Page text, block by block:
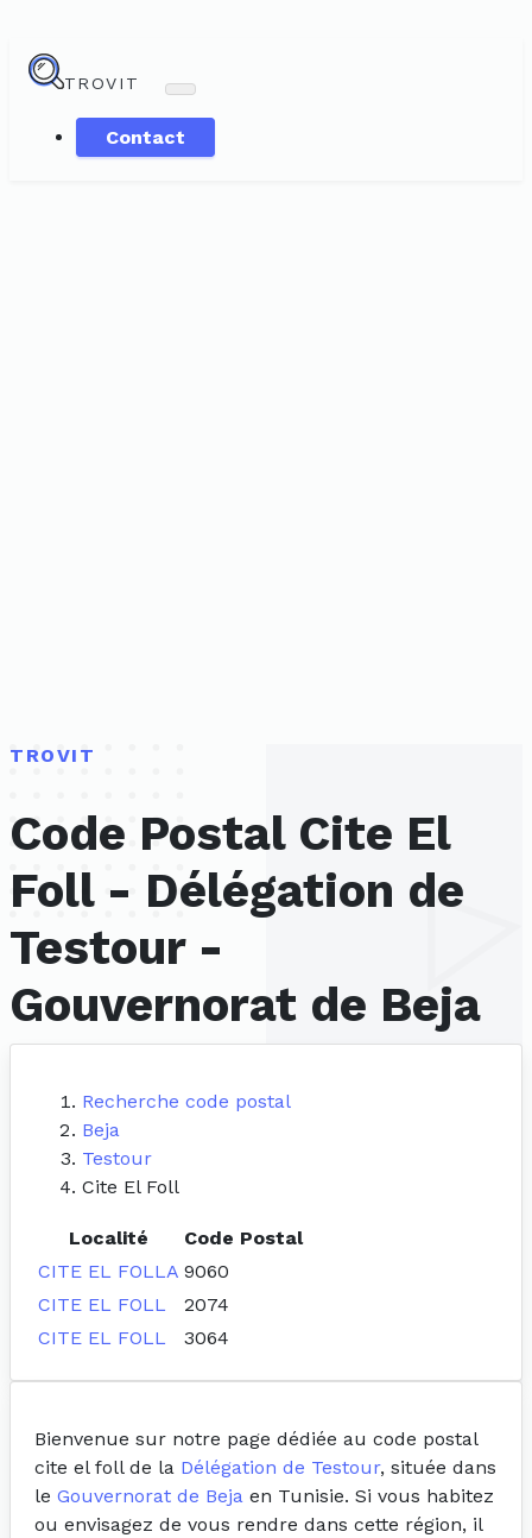
TROVIT
Contact
TROVIT
Code Postal Cite El
Foll - Délégation de
Testour -
Gouvernorat de Beja
Recherche code postal
Beja
Testour
Cite El Foll
Localité
Code Postal
CITE EL FOLLA 9060
CITE EL FOLL
2074
CITE EL FOLL
3064
Bienvenue sur notre page dédiée au code postal
cite el foll de la Délégation de Testour, située dans
le Gouvernorat de Beja en Tunisie. Si vous habitez
ou envisagez de vous rendre dans cette région, il